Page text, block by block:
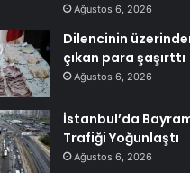
Ağustos 6, 2026
Dilencinin
çıkan para şaşırttı
Ağustos 6, 2026
İstanbul’da
Trafiği Yoğunlaştı
Ağustos 6, 2026